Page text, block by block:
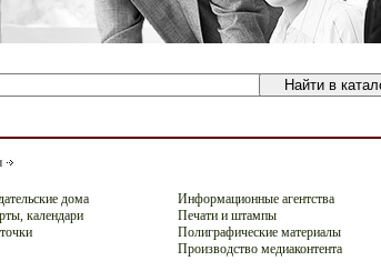
дома
Информационные агентства
календари
Печати и штампы
Полиграфические материалы
Производство медиаконтента